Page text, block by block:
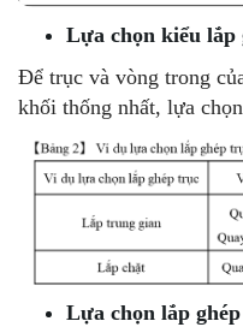
Lựa chọn kiểu
Để trục và vòng trong
khối thống nhất, lựa
Lựa chọn lắp